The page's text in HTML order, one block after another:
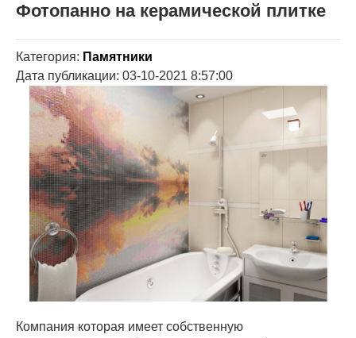
Фотопанно на керамической плитке
Категория: Памятники
Дата публикации: 03-10-2021 8:57:00
Компания которая имеет собственную